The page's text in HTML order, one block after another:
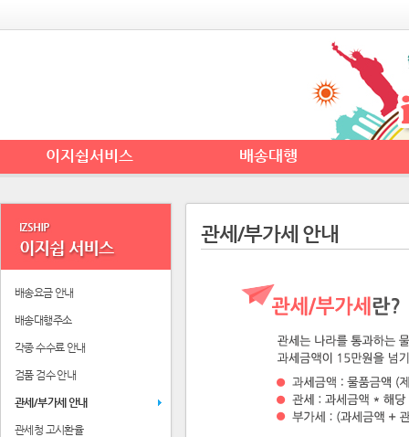
이지쉽서비스 배송대행
배송요금 안내
배송대행주소
각종 수수료 안내
검품 검수 안내
관세/부가세 안내
관세청 고시환율
관세/부가세 안내